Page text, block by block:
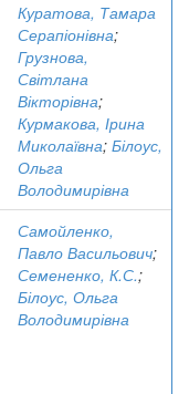
Куратова, Тамара
Серапіонівна;
Грузнова,
Світлана
Вікторівна;
Курмакова, Ірина
Миколаївна; Білоус,
Ольга
Володимирівна
Самойленко,
Павло Васильович;
Семененко, К.С.;
Білоус, Ольга
Володимирівна